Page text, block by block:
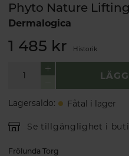
Phyto Nature Lifting
Dermalogica
1 485 kr Historik
Lagersaldo: Fåtal i lager
Se tillgänglighet i
Frölunda Torg